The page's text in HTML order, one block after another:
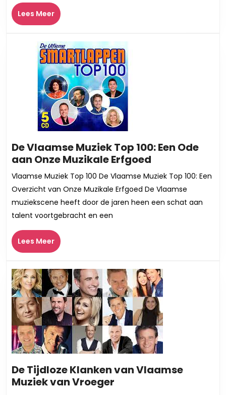
Lees MeerLees
Meer
De Vlaamse Muziek Top 100: Een Ode
aan Onze Muzikale Erfgoed
Vlaamse
Muziek
Top
100:
Muzikale
Erfgoed
Vlaamse Muziek Top 100 De Vlaamse Muziek Top 100: Een
Overzicht van Onze Muzikale Erfgoed De Vlaamse
muziekscene heeft door de jaren heen een schat aan
talent voortgebracht en een
Lees MeerLees
Meer
De Tijdloze Klanken van Vlaamse
Muziek van Vroeger